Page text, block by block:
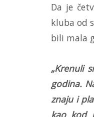
Da je
kluba od
bili mala
„Krenuli
godina.
znaju i
kao kod